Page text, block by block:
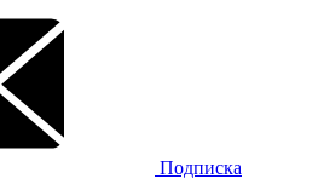
Подписка